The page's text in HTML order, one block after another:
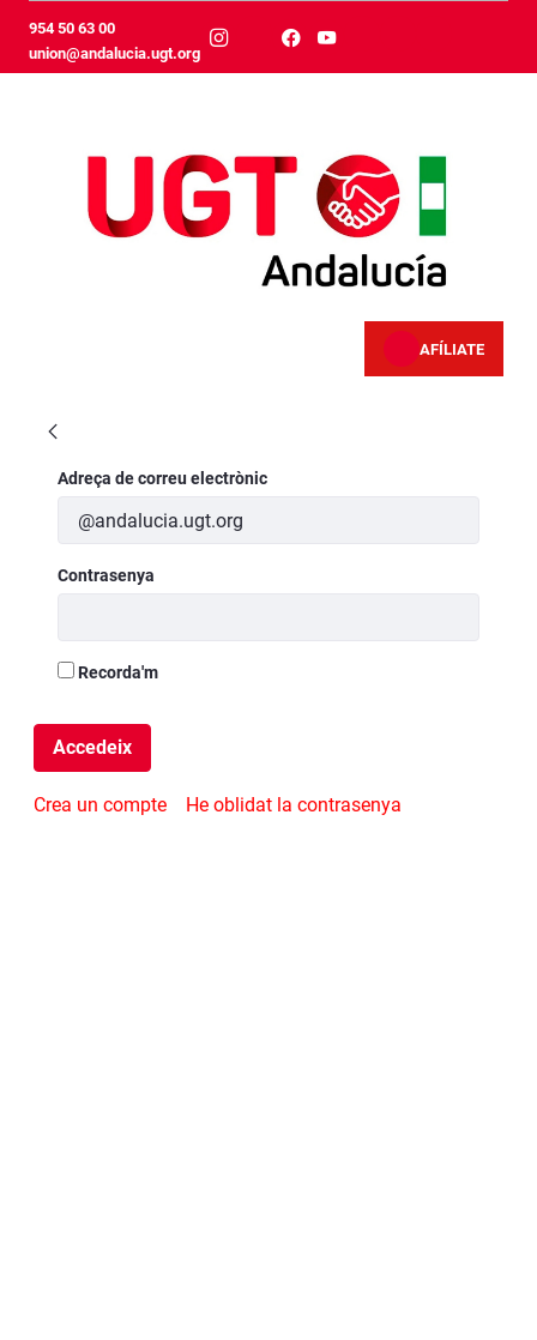
Salta al contingut principal
954 50 63 00
union@andalucia.ugt.org
AFÍLIATE
Inicia la sessió
Adreça de correu electrònic
Contrasenya
Recorda'm
Accedeix
Crea un compte He oblidat la contrasenya